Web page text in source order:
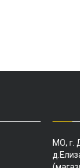
МО, г.